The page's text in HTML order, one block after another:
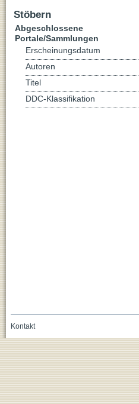
Stöbern
Abgeschlossene
Portale/Sammlungen
Erscheinungsdatum
Autoren
Titel
DDC-Klassifikation
Kontakt